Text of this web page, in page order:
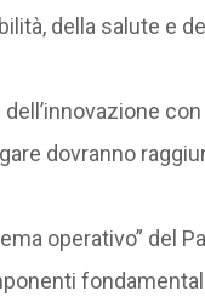
della salute e
con
dovranno
operativo” del